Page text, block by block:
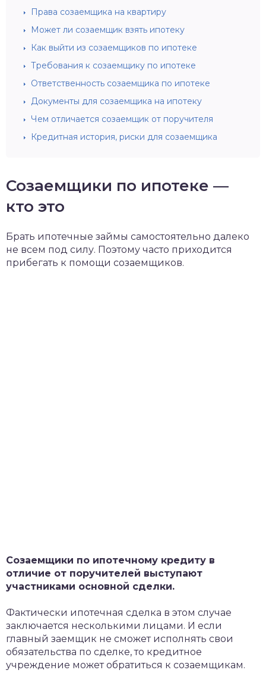
Права созаемщика на квартиру
Может ли созаемщик взять ипотеку
Как выйти из созаемщиков по ипотеке
Требования к созаемщику по ипотеке
Ответственность созаемщика по ипотеке
Документы для созаемщика на ипотеку
Чем отличается созаемщик от поручителя
Кредитная история, риски для созаемщика
Созаемщики по ипотеке —
кто это
Брать ипотечные займы самостоятельно далеко
не всем под силу. Поэтому часто приходится
прибегать к помощи созаемщиков.
Созаемщики по ипотечному кредиту в
отличие от поручителей выступают
участниками основной сделки.
Фактически ипотечная сделка в этом случае
заключается несколькими лицами. И если
главный заемщик не сможет исполнять свои
обязательства по сделке, то кредитное
учреждение может обратиться к созаемщикам.